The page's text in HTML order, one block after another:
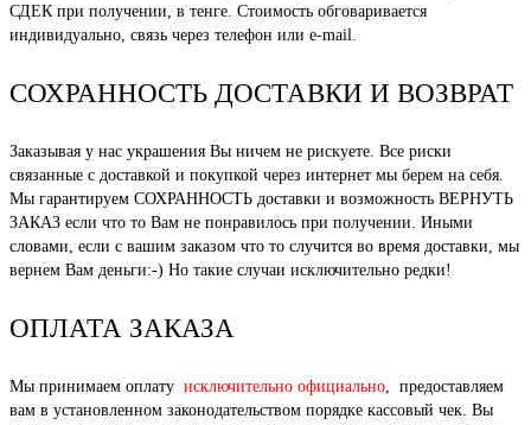
СДЕК при получении, в тенге. Стоимость обговаривается
индивидуально, связь через телефон или e-mail.
СОХРАННОСТЬ ДОСТАВКИ И ВОЗВРАТ
Заказывая у нас украшения Вы ничем не рискуете. Все риски
связанные с доставкой и покупкой через интернет мы берем на себя.
Мы гарантируем СОХРАННОСТЬ доставки и возможность ВЕРНУТЬ
ЗАКАЗ если что то Вам не понравилось при получении. Иными
словами, если с вашим заказом что то случится во время доставки, мы
вернем Вам деньги:-) Но такие случаи исключительно редки!
ОПЛАТА ЗАКАЗА
Мы принимаем оплату исключительно официально, предоставляем
вам в установленном законодательством порядке кассовый чек. Вы